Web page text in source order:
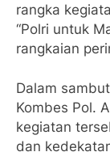
rangka
“Polri untuk
rangkaian
Dalam
Kombes Pol.
kegiatan
dan